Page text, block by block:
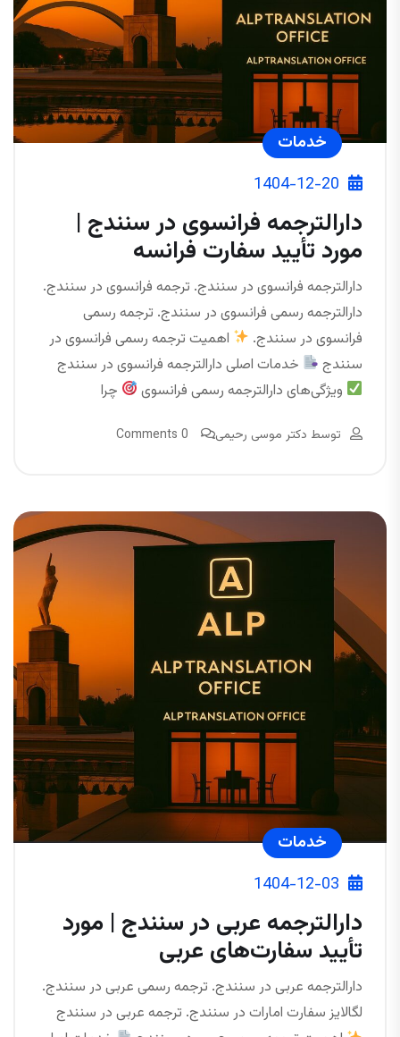
خدمات
1404-12-20
دارالترجمه فرانسوی در سنندج |
مورد تأیید سفارت فرانسه
دارالترجمه فرانسوی در سنندج. ترجمه فرانسوی در سنندج.
دارالترجمه رسمی فرانسوی در سنندج. ترجمه رسمی
فرانسوی در سنندج.
اهمیت ترجمه رسمی فرانسوی در
سنندج
خدمات اصلی دارالترجمه فرانسوی در سنندج
ویژگی‌های دارالترجمه رسمی فرانسوی
چرا
توسط دکتر موسی رحیمی 0 Comments
خدمات
1404-12-03
دارالترجمه عربی در سنندج | مورد
تأیید سفارت‌های عربی
دارالترجمه عربی در سنندج. ترجمه رسمی عربی در سنندج.
لگالایز سفارت امارات در سنندج. ترجمه عربی در سنندج